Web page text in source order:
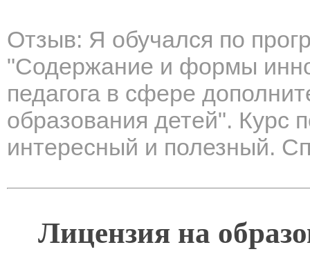
Отзыв: Я обучался по
"Содержание и формы
педагога в сфере
образования детей". Курс
интересный и полезный.
Лицензия на